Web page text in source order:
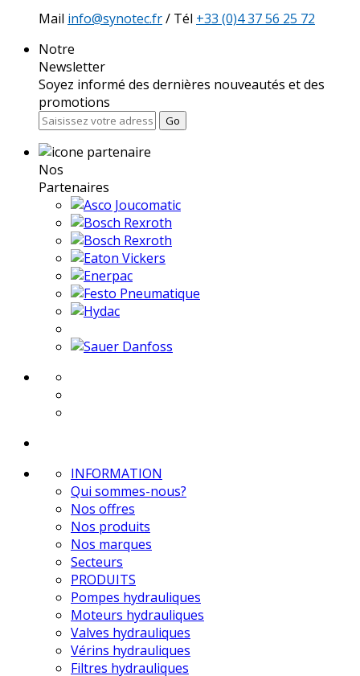
Mail info@synotec.fr/ Tél +33 (0)4 37 56 25 72
Notre
Newsletter
Soyez informé des dernières nouveautés et des
promotions
Go
Nos
Partenaires
INFORMATION
Qui sommes-nous?
Nos offres
Nos produits
Nos marques
Secteurs
PRODUITS
Pompes hydrauliques
Moteurs hydrauliques
Valves hydrauliques
Vérins hydrauliques
Filtres hydrauliques